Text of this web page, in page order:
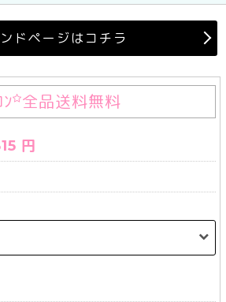
ドページはコチラ
ﾝ 全品送料無料
円